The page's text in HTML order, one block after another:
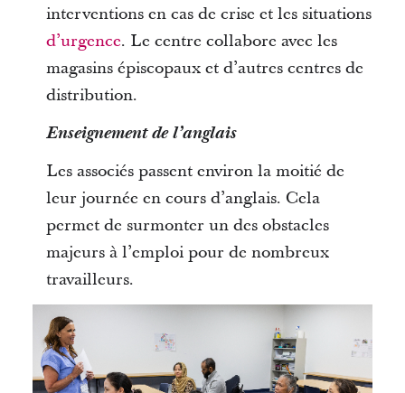
interventions en cas de crise et les situations
d’urgence. Le centre collabore avec les
magasins épiscopaux et d’autres centres de
distribution.
Enseignement de l’anglais
Les associés passent environ la moitié de
leur journée en cours d’anglais. Cela
permet de surmonter un des obstacles
majeurs à l’emploi pour de nombreux
travailleurs.